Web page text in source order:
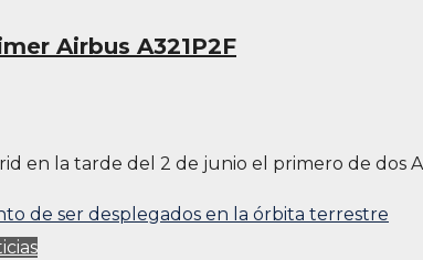
Airbus A321P2F
en la tarde del 2 de junio el primero de dos